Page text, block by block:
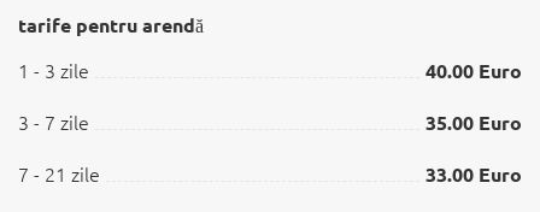
tarife pentru arendă
1 - 3 zile 40.00 Euro
3 - 7 zile 35.00 Euro
7 - 21 zile 33.00 Euro